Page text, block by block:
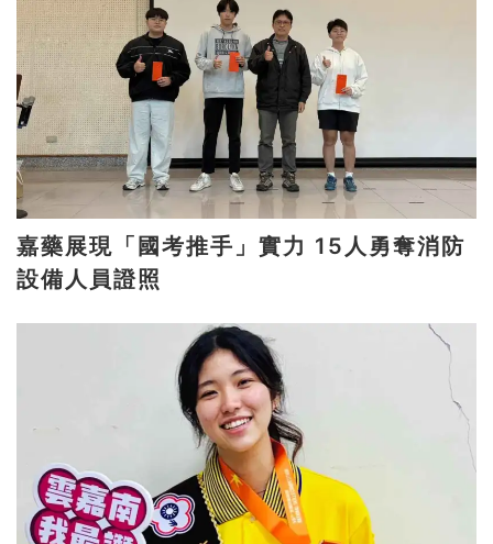
嘉藥展現「國考推手」實力 15人勇奪消防
設備人員證照